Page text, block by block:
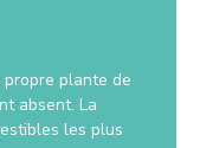
plante de
absent. La
les plus